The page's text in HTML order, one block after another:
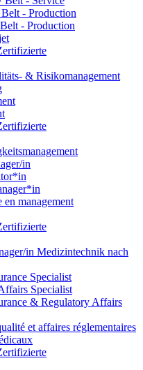
- Production
- Production
& Risikomanagement
in
management
in Medizintechnik nach
Specialist
Specialist
& Regulatory Affairs
et affaires réglementaires